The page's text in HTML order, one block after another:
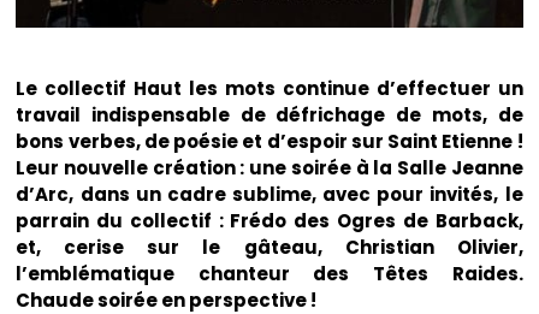
Le collectif Haut les mots continue d’effectuer un
travail indispensable de défrichage de mots, de
bons verbes, de poésie et d’espoir sur Saint Etienne !
Leur nouvelle création : une soirée à la Salle Jeanne
d’Arc, dans un cadre sublime, avec pour invités, le
parrain du collectif : Frédo des Ogres de Barback,
et, cerise sur le gâteau, Christian Olivier,
l’emblématique chanteur des Têtes Raides.
Chaude soirée en perspective !